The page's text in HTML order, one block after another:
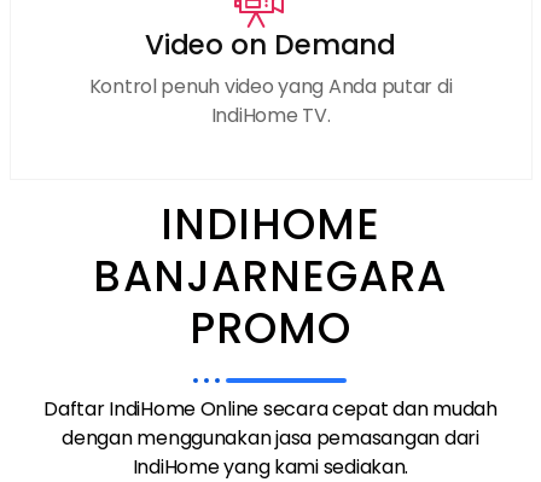
Video on Demand
Kontrol penuh video yang Anda putar di
IndiHome TV.
INDIHOME
BANJARNEGARA
PROMO
Daftar IndiHome Online secara cepat dan mudah
dengan menggunakan jasa pemasangan dari
IndiHome yang kami sediakan.